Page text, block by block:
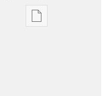
Họrọ